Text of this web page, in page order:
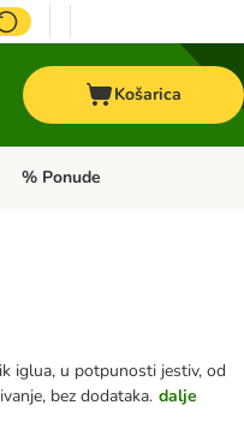
Košarica
Pregled kategorija: Top marke
% Ponude
iglua, u potpunosti jestiv, od
bez dodataka. dalje